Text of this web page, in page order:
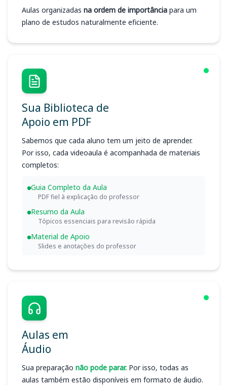
Aulas organizadas na ordem de importância para um
plano de estudos naturalmente eficiente.
Sua Biblioteca de
Apoio em PDF
Sabemos que cada aluno tem um jeito de aprender.
Por isso, cada videoaula é acompanhada de materiais
completos:
Guia Completo da Aula
PDF fiel à explicação do professor
Resumo da Aula
Tópicos essenciais para revisão rápida
Material de Apoio
Slides e anotações do professor
Aulas em
Áudio
Sua preparação não pode parar. Por isso, todas as
aulas também estão disponíveis em formato de áudio.